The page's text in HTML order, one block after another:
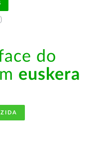
)
do
euskera